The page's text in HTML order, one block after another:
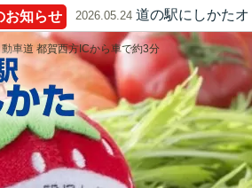
お知らせ 2026.05.24 道の駅にしかた
車道 都賀西方ICから車で約3分